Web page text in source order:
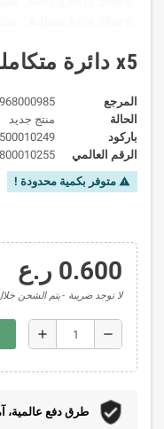
x5 دائرة متكاملة IC MIX2008 SOP-8
المرجع
الحالة
منتج جديد
باركود
الرقم العالمي
warning متوفر بكمية محدودة !
0.600 ر.ع
لا توجد ضريبة يتم الشحن خلال 1-2 يوم
remove
add
طرق دفع عالمية،